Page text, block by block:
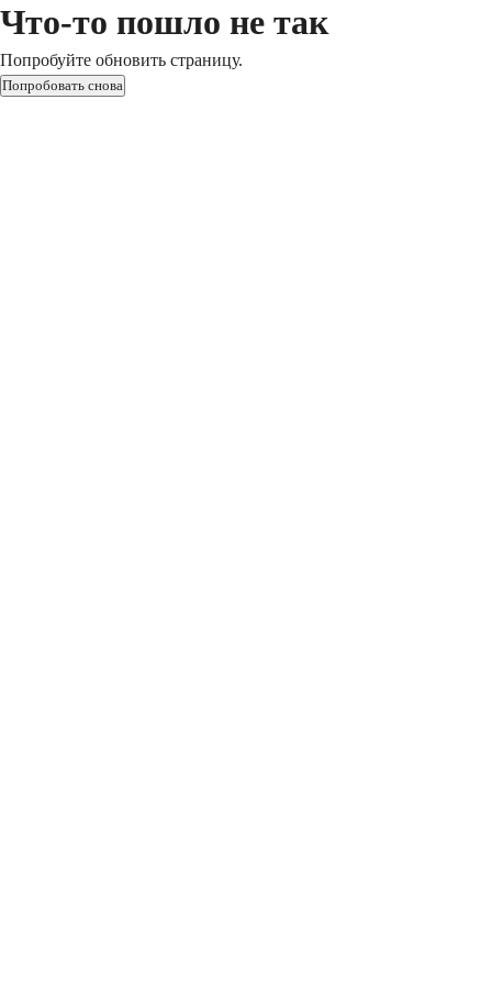
Что-то пошло не так
Попробуйте обновить страницу.
Попробовать снова